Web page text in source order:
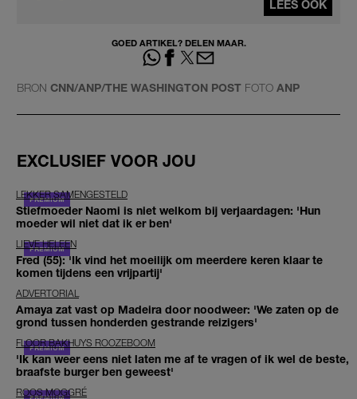
LEES OOK
GOED ARTIKEL? DELEN MAAR.
BRON CNN/ANP/THE WASHINGTON POST FOTO ANP
EXCLUSIEF VOOR JOU
LEKKER SAMENGESTELD
Stiefmoeder Naomi is niet welkom bij verjaardagen: 'Hun
moeder wil niet dat ik er ben'
LIEVE HELEEN
Fred (55): 'Ik vind het moeilijk om meerdere keren klaar te
komen tijdens een vrijpartij'
ADVERTORIAL
Amaya zat vast op Madeira door noodweer: 'We zaten op de
grond tussen honderden gestrande reizigers'
FLOOR BAKHUYS ROOZEBOOM
'Ik kan weer eens niet laten me af te vragen of ik wel de beste,
braafste burger ben geweest'
ROOS MOGGRÉ